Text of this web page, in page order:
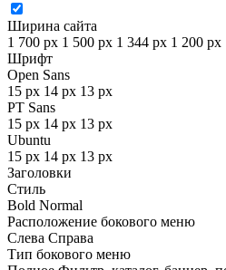
Ширина сайта
1 700 px 1 500 px 1 344 px 1 200 px
Шрифт
Open Sans
15 px 14 px 13 px
PT Sans
15 px 14 px 13 px
Ubuntu
15 px 14 px 13 px
Заголовки
Стиль
Bold Normal
Расположение бокового меню
Слева Справа
Тип бокового меню